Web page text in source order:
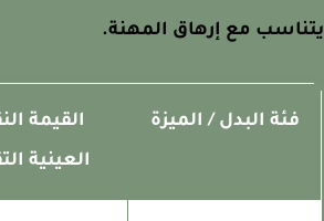
مع إرهاق المهنة.
فئة البدل / الميزة
القيمة
العينية